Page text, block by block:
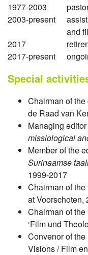
1977-2003
2003-present
and
2017
2017-present
Special
Chairman of
de Raad van
Managing
missiological
Member of the
Surinaamse
1999-2017
Chairman of the
at Voorschoten,
Chairman of
‘Film und
Convenor of the
Visions / Film